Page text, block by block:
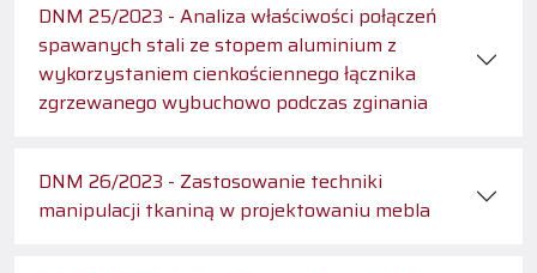
DNM 25/2023 - Analiza właściwości połączeń
spawanych stali ze stopem aluminium z
wykorzystaniem cienkościennego łącznika
zgrzewanego wybuchowo podczas zginania
DNM 26/2023 - Zastosowanie techniki
manipulacji tkaniną w projektowaniu mebla